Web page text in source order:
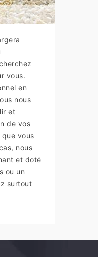
vous.
en
nous
et
de vos
vous
nous
et doté
ou un
surtout